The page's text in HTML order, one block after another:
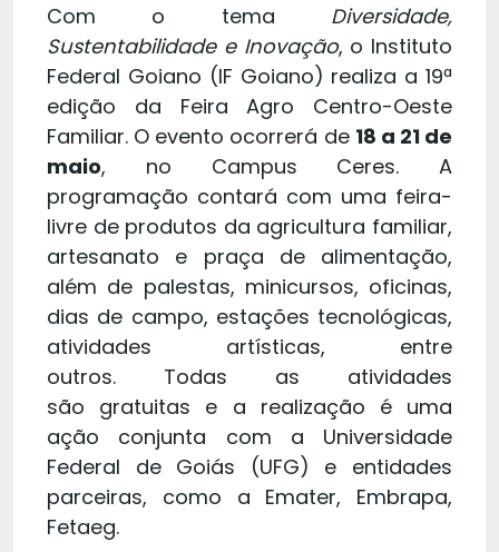
Com o tema Diversidade,
Sustentabilidade e Inovação, o Instituto
Federal Goiano (IF Goiano) realiza a 19ª
edição da Feira Agro Centro-Oeste
Familiar. O evento ocorrerá de 18 a 21 de
maio, no Campus Ceres. A
programação contará com uma feira-
livre de produtos da agricultura familiar,
artesanato e praça de alimentação,
além de palestas, minicursos, oficinas,
dias de campo, estações tecnológicas,
atividades artísticas, entre
outros. Todas as atividades
são gratuitas e a realização é uma
ação conjunta com a Universidade
Federal de Goiás (UFG) e entidades
parceiras, como a Emater, Embrapa,
Fetaeg.